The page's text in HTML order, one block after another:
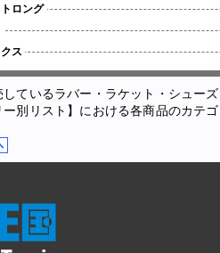
ロング
ス
ているラバー・ラケット・シュー
別リスト】における各商品のカテ